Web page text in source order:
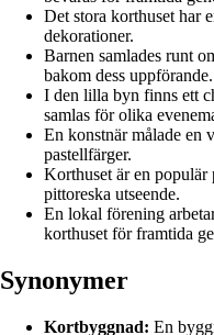
Det stora korthuset har
dekorationer.
Barnen samlades runt
bakom dess uppförande.
I den lilla byn finns ett
samlas för olika
En konstnär målade en
pastellfärger.
Korthuset är en populär
pittoreska utseende.
En lokal förening
korthuset för framtida
Synonymer
Kortbyggnad: En